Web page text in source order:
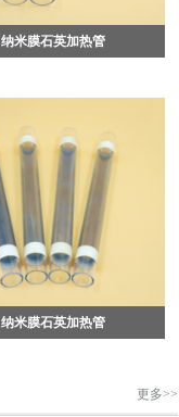
纳米膜石英加热管
纳米膜石英加热管
更多>>